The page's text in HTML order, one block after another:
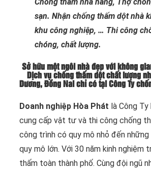
sạn. Nhận chống thấm dột nhà
khu công nghiệp, … Thi công
chóng, chất lượng.
Sở hữu một ngôi nhà đẹp với không
Dịch vụ chống thấm dột chất lượng
Dương, Đồng Nai chỉ có tại Công Ty
Doanh nghiệp Hòa Phát là Công
cung cấp vật tư và thi công chống
công trình có quy mô nhỏ đến
quy mô lớn. Với 30 năm kinh nghiệm
thấm toàn thành phố. Cùng đội ngũ